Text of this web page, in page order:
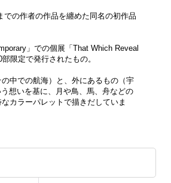
の作者の作品を纏めた同名の初作品
」での個展「That Which Reveal
限定で発行されたもの。
中での航海）と、外にあるもの（宇
想いを基に、月や鳥、馬、舟などの
カラーパレットで描きだしていま